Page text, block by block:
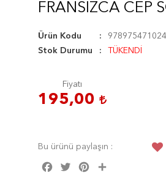
FRANSIZCA CEP
Ürün Kodu
Stok Durumu
TÜKENDİ
Fiyatı
195,00
Bu ürünü paylaşın :
Facebook
Twitter Pinterest